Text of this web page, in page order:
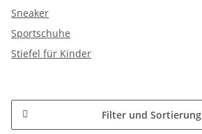
Sneaker
Sportschuhe
Stiefel für Kinder
Filter und Sortierung